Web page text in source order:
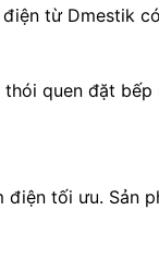
từ Dmestik
quen đặt
tối ưu. Sản